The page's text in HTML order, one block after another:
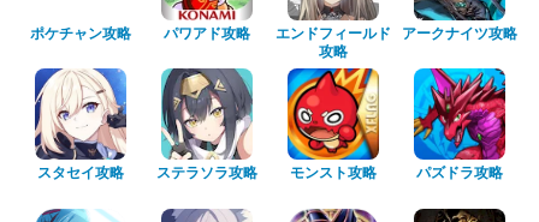
ポケチャン攻略 パワアド攻略
エンドフィールド
攻略
アークナイツ攻略
スタセイ攻略 ステラソラ攻略 モンスト攻略 パズドラ攻略